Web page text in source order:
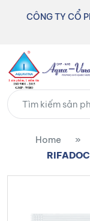
CÔNG TY CỔ
Home »